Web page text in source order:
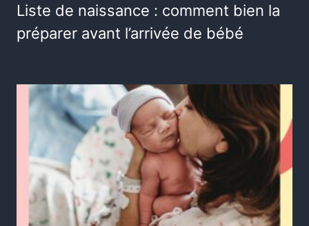
Liste de naissance : comment bien la
préparer avant l’arrivée de bébé